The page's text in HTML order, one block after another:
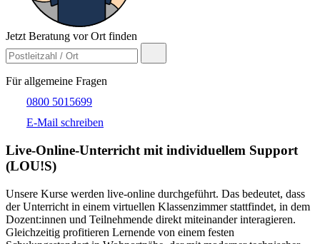
Jetzt Beratung vor Ort finden
Für allgemeine Fragen
0800 5015699
E-Mail schreiben
Live-​Online-Unterricht mit individuellem Support
(LOU!S)
Unsere Kurse werden live-online durchgeführt. Das bedeutet, dass
der Unterricht in einem virtuellen Klassenzimmer stattfindet, in dem
Dozent:innen und Teilnehmende direkt miteinander interagieren.
Gleichzeitig profitieren Lernende von einem festen